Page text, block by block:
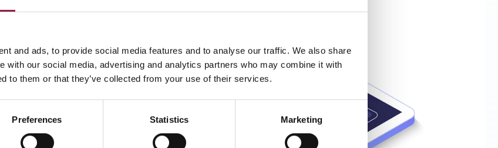
and ads, to provide social media features and to analyse our traffic. We also share
with our social media, advertising and analytics partners who may combine it with
to them or that they’ve collected from your use of their services.
Preferences Statistics Marketing